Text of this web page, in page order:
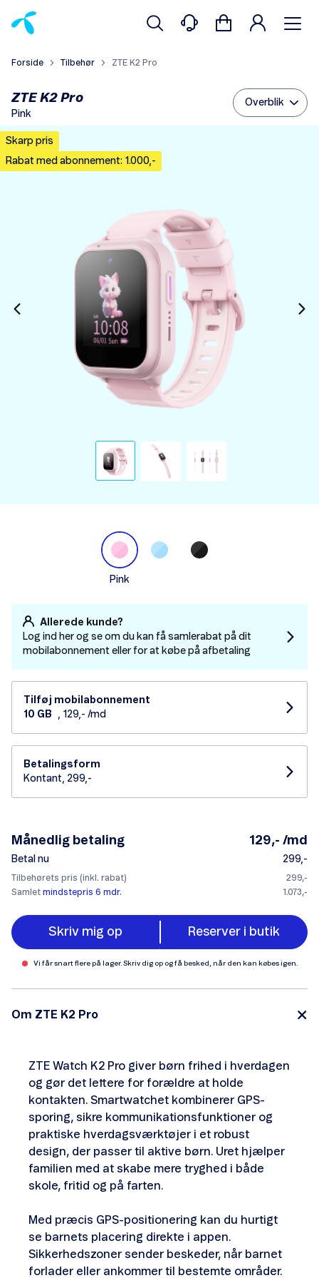
Forside Tilbehør ZTE K2 Pro
ZTE K2 Pro
Pink
Overblik
Skarp pris
Rabat med abonnement: 1.000,-
Pink
Allerede kunde?
Log ind her og se om du kan få samlerabat på dit
mobilabonnement eller for at købe på afbetaling
Tilføj mobilabonnement
10 GB
, 129,- /md
Betalingsform
Kontant, 299,-
Månedlig betaling 129,- /md
Betal nu 299,-
Tilbehørets pris (inkl. rabat)
299,-
Samlet mindstepris 6 mdr. 1.073,-
Skriv mig op Reserver i butik
Vi får snart flere på lager. Skriv dig op og få besked, når den kan købes igen.
Om ZTE K2 Pro
ZTE Watch K2 Pro giver børn frihed i hverdagen
og gør det lettere for forældre at holde
kontakten. Smartwatchet kombinerer GPS-
sporing, sikre kommunikationsfunktioner og
praktiske hverdagsværktøjer i et robust
design, der passer til aktive børn. Uret hjælper
familien med at skabe mere tryghed i både
skole, fritid og på farten.
Med præcis GPS-positionering kan du hurtigt
se barnets placering direkte i appen.
Sikkerhedszoner sender beskeder, når barnet
forlader eller ankommer til bestemte områder.